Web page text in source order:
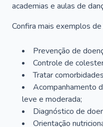
academias e aulas de
Confira mais exemplos
Prevenção de
Controle de
Tratar
Acompanhamento
leve e moderada;
Diagnóstico de
Orientação